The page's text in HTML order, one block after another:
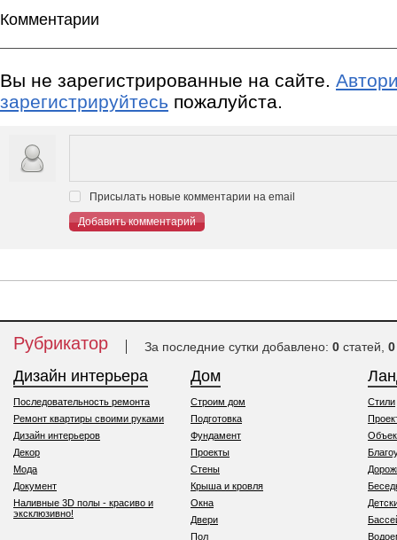
Комментарии
Вы не зарегистрированные на сайте.
зарегистрируйтесь пожалуйста.
Присылать новые комментарии на email
Добавить комментарий
Рубрикатор За последние сутки добавлено: 0 статей, 0
Дизайн интерьера
Последовательность ремонта
Ремонт квартиры своими руками
Дизайн интерьеров
Декор
Мода
Документ
Наливные 3D полы - красиво и
эксклюзивно!
Дом
Строим дом
Подготовка
Фундамент
Проекты
Стены
Крыша и кровля
Окна
Двери
Пол
Стили